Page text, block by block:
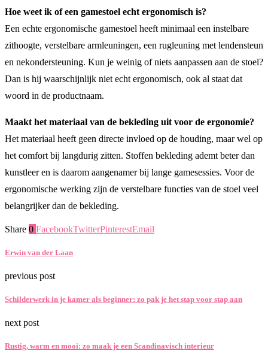
Hoe weet ik of een gamestoel echt ergonomisch is?
Een echte ergonomische gamestoel heeft minimaal een instelbare
zithoogte, verstelbare armleuningen, een rugleuning met lendensteun
en nekondersteuning. Kun je weinig of niets aanpassen aan de stoel?
Dan is hij waarschijnlijk niet echt ergonomisch, ook al staat dat
woord in de productnaam.
Maakt het materiaal van de bekleding uit voor de ergonomie?
Het materiaal heeft geen directe invloed op de houding, maar wel op
het comfort bij langdurig zitten. Stoffen bekleding ademt beter dan
kunstleer en is daarom aangenamer bij lange gamesessies. Voor de
ergonomische werking zijn de verstelbare functies van de stoel veel
belangrijker dan de bekleding.
Share 0 FacebookTwitterPinterestEmail
Erwin van der Laan
previous post
Schilderwerk in je kamer als beginner: zo pak je het stap voor stap aan
next post
Rustig, warm en mooi: zo maak je een Scandinavisch interieur